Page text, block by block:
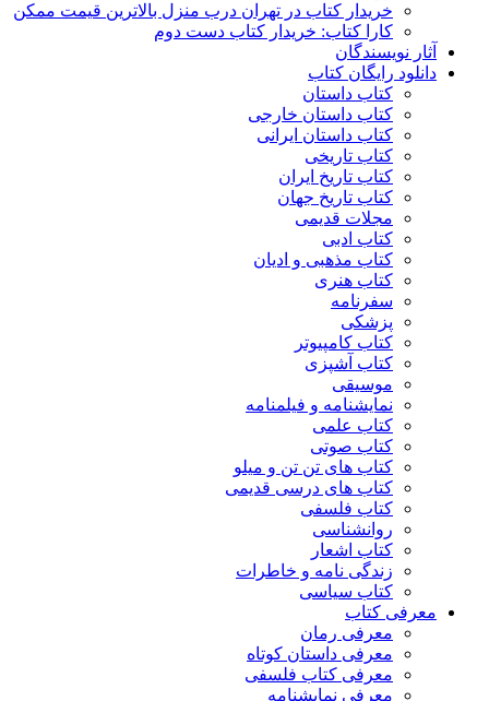
خریدار کتاب در تهران درب منزل بالاترین قیمت ممکن
کارا کتاب: خریدار کتاب دست دوم
آثار نویسندگان
دانلود رایگان کتاب
کتاب داستان
کتاب داستان خارجی
کتاب داستان ایرانی
کتاب تاریخی
کتاب تاریخ ایران
کتاب تاریخ جهان
مجلات قدیمی
کتاب ادبی
کتاب مذهبی و ادیان
کتاب هنری
سفرنامه
پزشکی
کتاب کامپیوتر
کتاب آشپزی
موسیقی
نمایشنامه و فیلمنامه
کتاب علمی
کتاب صوتی
کتاب های تن تن و میلو
کتاب های درسی قدیمی
کتاب فلسفی
روانشناسی
کتاب اشعار
زندگی نامه و خاطرات
کتاب سیاسی
معرفی کتاب
معرفی رمان
معرفی داستان کوتاه
معرفی کتاب فلسفی
معرفی نمایشنامه